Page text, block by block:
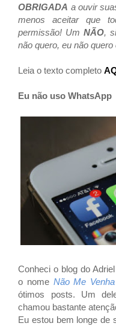
OBRIGADA a ouvir
menos aceitar que
permissão! Um NÃO,
não quero, eu não
Leia o texto completo
Eu não uso WhatsApp
Conheci o blog do Adriel
o nome Não Me
ótimos posts. Um
chamou bastante
Eu estou bem longe de